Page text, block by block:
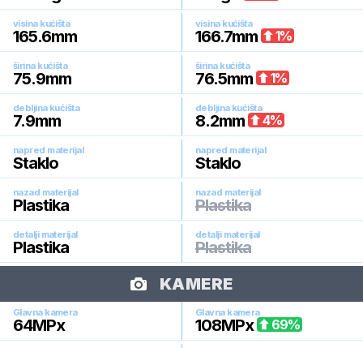
visina kućišta
165.6mm
visina kućišta
166.7mm 1%
širina kućišta
75.9mm
širina kućišta
76.5mm 1%
debljina kućišta
7.9mm
debljina kućišta
8.2mm 4%
napred materijal
Staklo
napred materijal
Staklo
nazad materijal
Plastika
nazad materijal
Plastika
detalji materijal
Plastika
detalji materijal
Plastika
KAMERE
Glavna kamera
64MPx
Glavna kamera
108MPx 69%